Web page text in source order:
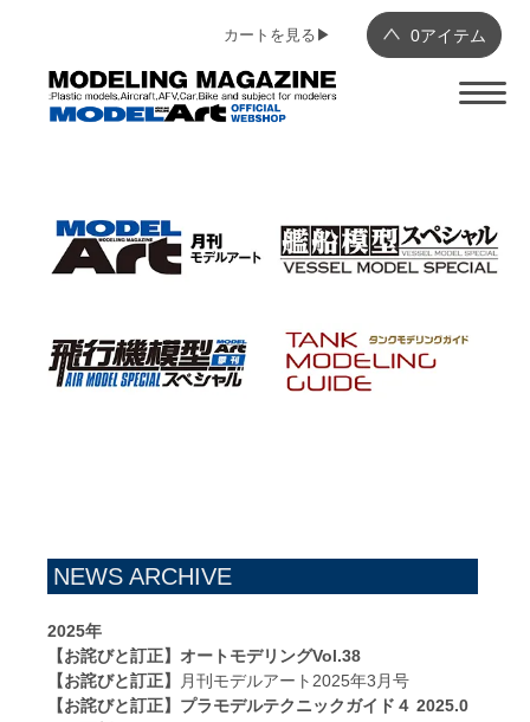
0アイテム
カートを見る▶︎
NEWS ARCHIVE
2025年
【お詫びと訂正】オートモデリングVol.38
【お詫びと訂正】
月刊モデルアート2025年3月号
【お詫びと訂正】プラモデルテクニックガイド４ 2025.0